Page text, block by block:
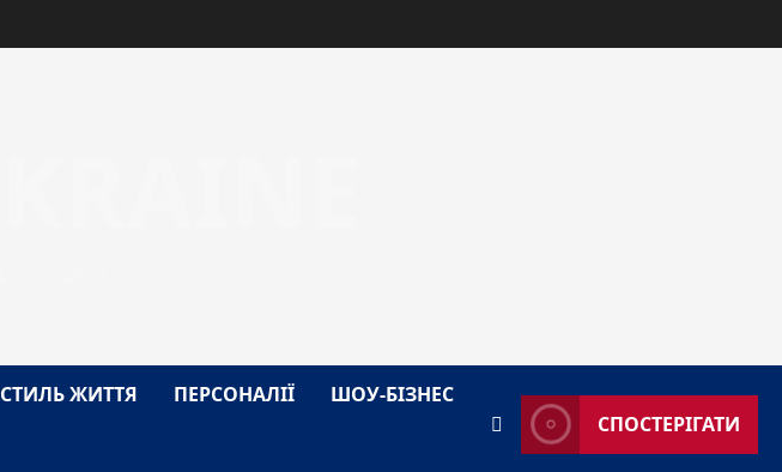
СТИЛЬ ЖИТТЯ ПЕРСОНАЛІЇ ШОУ-БІЗНЕС
СПОСТЕРІГАТИ